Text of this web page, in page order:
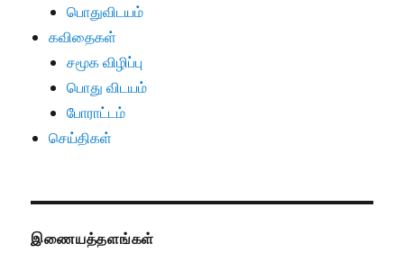
பொதுவிடயம்
கவிதைகள்
சமூக விழிப்பு
பொது விடயம்
போராட்டம்
செய்திகள்
இணையத்தளங்கள்